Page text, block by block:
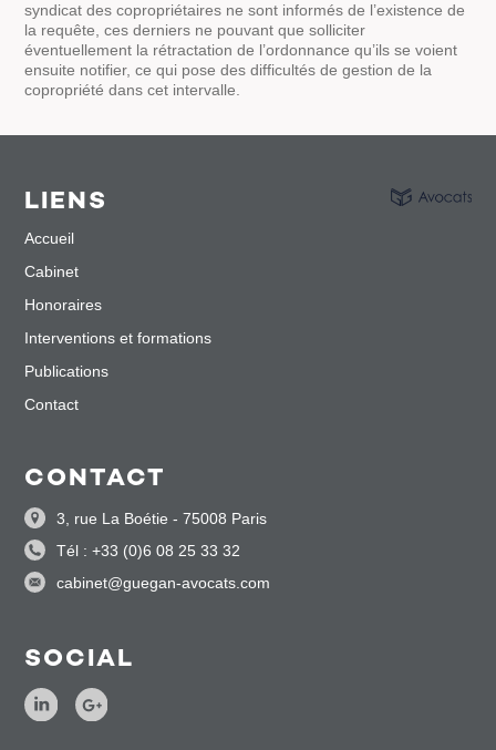
syndicat des copropriétaires ne sont informés de l’existence de
la requête, ces derniers ne pouvant que solliciter
éventuellement la rétractation de l’ordonnance qu’ils se voient
ensuite notifier, ce qui pose des difficultés de gestion de la
copropriété dans cet intervalle.
LIENS
Accueil
Cabinet
Honoraires
Interventions et formations
Publications
Contact
CONTACT
3, rue La Boétie - 75008 Paris
Tél : +33 (0)6 08 25 33 32
cabinet@guegan-avocats.com
SOCIAL